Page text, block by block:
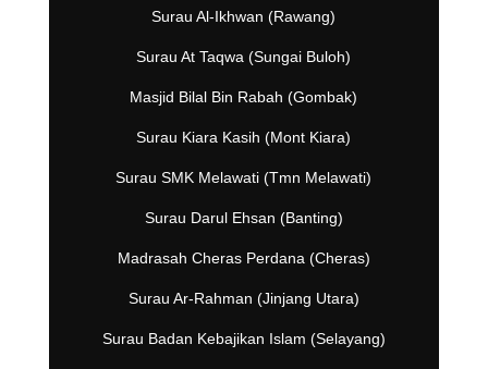
Surau Al-Ikhwan (Rawang)
Surau At Taqwa (Sungai Buloh)
Masjid Bilal Bin Rabah (Gombak)
Surau Kiara Kasih (Mont Kiara)
Surau SMK Melawati (Tmn Melawati)
Surau Darul Ehsan (Banting)
Madrasah Cheras Perdana (Cheras)
Surau Ar-Rahman (Jinjang Utara)
Surau Badan Kebajikan Islam (Selayang)